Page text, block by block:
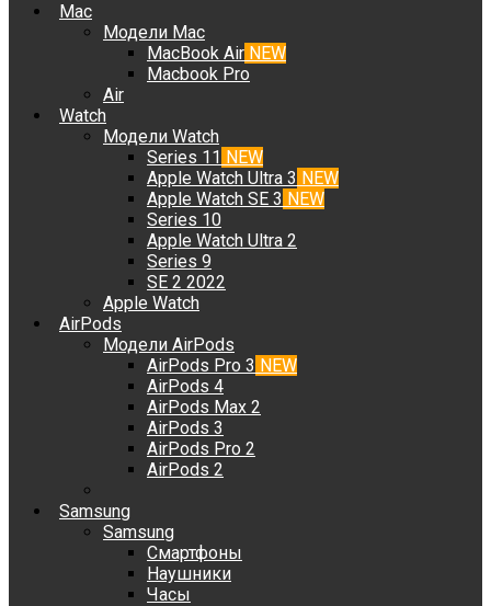
Mac
Модели Mac
MacBook Air NEW
Macbook Pro
Air
Watch
Модели Watch
Series 11 NEW
Apple Watch Ultra 3 NEW
Apple Watch SE 3 NEW
Series 10
Apple Watch Ultra 2
Series 9
SE 2 2022
Apple Watch
AirPods
Модели AirPods
AirPods Pro 3 NEW
AirPods 4
AirPods Max 2
AirPods 3
AirPods Pro 2
AirPods 2
Samsung
Samsung
Смартфоны
Наушники
Часы